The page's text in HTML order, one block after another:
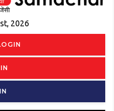
2026